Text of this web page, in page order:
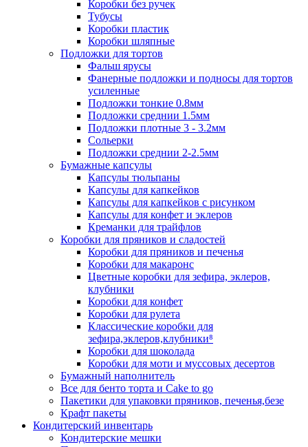
Коробки без ручек
Тубусы
Коробки пластик
Коробки шляпные
Подложки для тортов
Фальш ярусы
Фанерные подложки и подносы для тортов
усиленные
Подложки тонкие 0.8мм
Подложки среднии 1.5мм
Подложки плотные 3 - 3.2мм
Сольерки
Подложки среднии 2-2.5мм
Бумажные капсулы
Капсулы тюльпаны
Капсулы для капкейков
Капсулы для капкейков с рисунком
Капсулы для конфет и эклеров
Креманки для трайфлов
Коробки для пряников и сладостей
Коробки для пряников и печенья
Коробки для макаронс
Цветные коробки для зефира, эклеров,
клубники
Коробки для конфет
Коробки для рулета
Классические коробки для
зефира,эклеров,клубники⁸
Коробки для шоколада
Коробки для моти и муссовых десертов
Бумажный наполнитель
Все для бенто торта и Cake to go
Пакетики для упаковки пряников, печенья,безе
Крафт пакеты
Кондитерский инвентарь
Кондитерские мешки